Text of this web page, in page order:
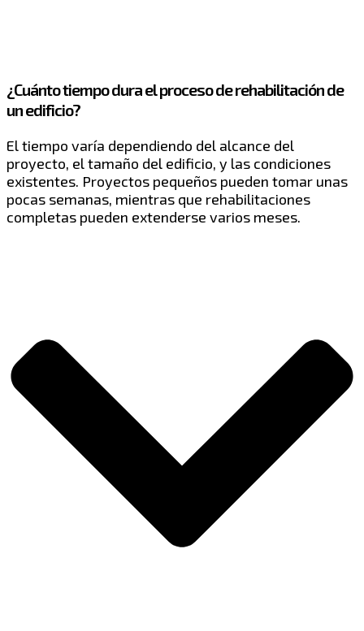
¿Cuánto tiempo dura el proceso de rehabilitación de
un edificio?
El tiempo varía dependiendo del alcance del
proyecto, el tamaño del edificio, y las condiciones
existentes. Proyectos pequeños pueden tomar unas
pocas semanas, mientras que rehabilitaciones
completas pueden extenderse varios meses.